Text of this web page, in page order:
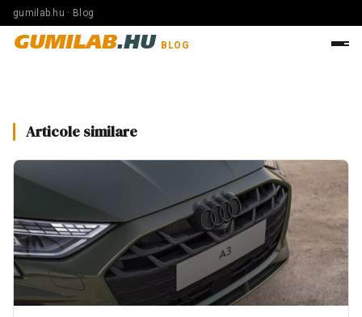
gumilab.hu · Blog
GUMILAB.HU BLOG
Articole similare